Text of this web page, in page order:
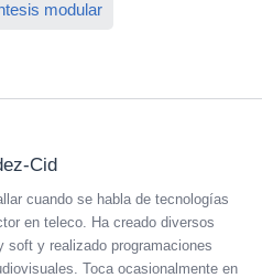
modular
Cid
cuando se habla de tecnologías
en teleco. Ha creado diversos
soft y realizado programaciones
Toca ocasionalmente en